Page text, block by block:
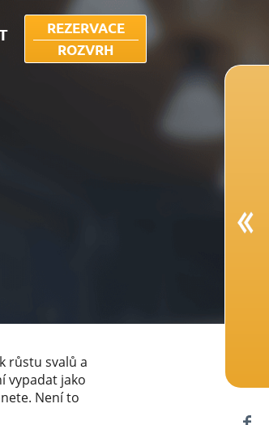
REZERVACE
ROZVRH
růstu svalů a
vypadat jako
Není to